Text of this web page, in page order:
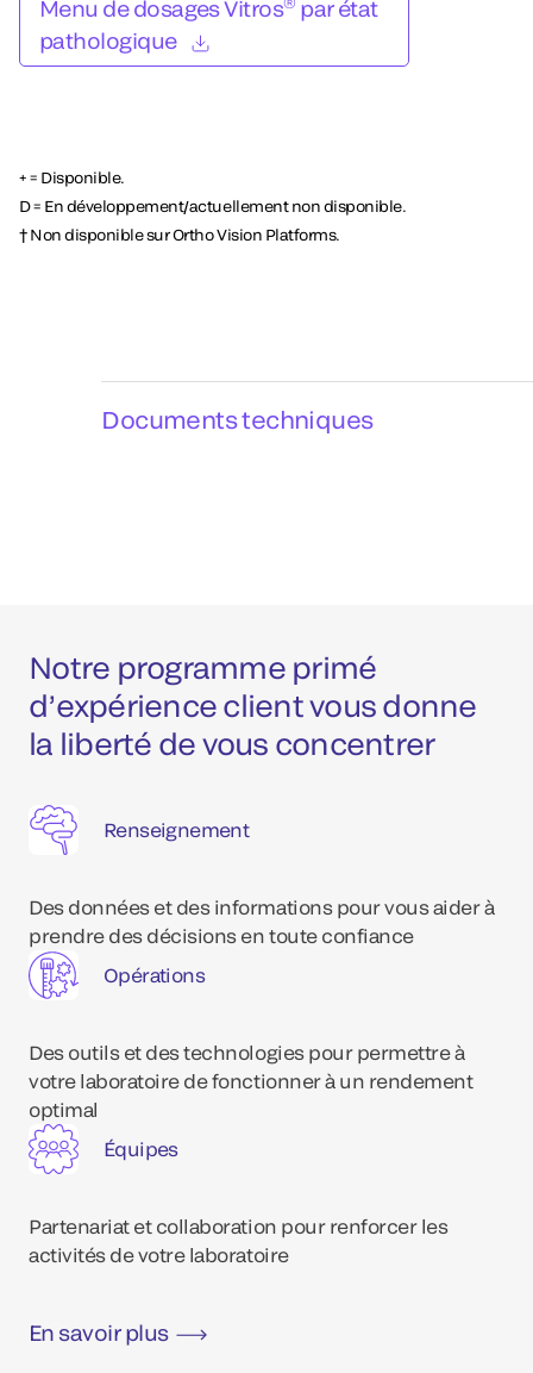
Menu de dosages Vitros
par état
pathologique
+ = Disponible.
D = En développement/actuellement non disponible.
† Non disponible sur Ortho Vision Platforms.
Documents techniques
Notre programme primé
d’expérience client vous donne
la liberté de vous concentrer
Renseignement
Des données et des informations pour vous aider à
prendre des décisions en toute confiance
Opérations
Des outils et des technologies pour permettre à
votre laboratoire de fonctionner à un rendement
optimal
Équipes
Partenariat et collaboration pour renforcer les
activités de votre laboratoire
En savoir plus